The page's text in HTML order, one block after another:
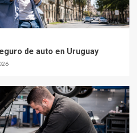
de auto en Uruguay